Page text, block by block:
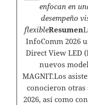
enfocan en
desempeño
flexibleResumen
InfoComm 2026
Direct View LED
nuevos
MAGNIT.Los
conocieron otras
2026, así como